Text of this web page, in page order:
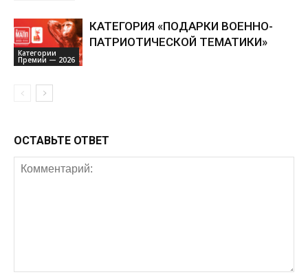
Категории
Премии — 2026
КАТЕГОРИЯ «ПОДАРКИ ВОЕННО-
ПАТРИОТИЧЕСКОЙ ТЕМАТИКИ»
ОСТАВЬТЕ ОТВЕТ